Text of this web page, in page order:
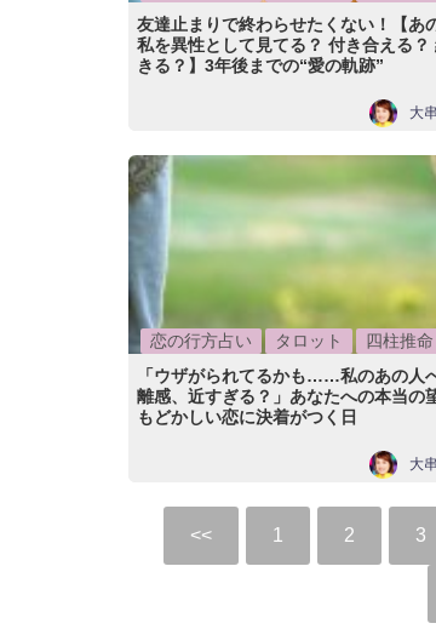
友達止まりで終わらせたくない！【あ
私を異性として見てる？ 付き合える？
きる？】3年後までの“愛の軌跡”
大
恋の行方占い タロット
四柱推命
「ウザがられてるかも……私のあの人
離感、近すぎる？」あなたへの本当の
もどかしい恋に決着がつく日
大
1 2 3